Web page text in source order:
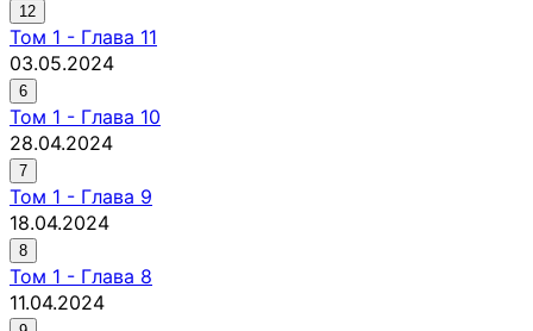
12
Том 1 - Глава 11
03.05.2024
6
Том 1 - Глава 10
28.04.2024
7
Том 1 - Глава 9
18.04.2024
8
Том 1 - Глава 8
11.04.2024